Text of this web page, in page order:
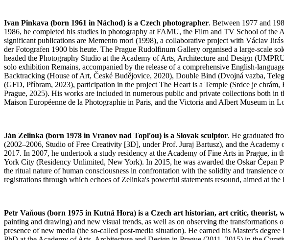
Ivan Pinkava (born 1961 in Náchod) is a Czech photographer. Between 1977 and
1986, he completed his studies in photography at FAMU, the Film and TV School of
significant publications are Memento mori (1998), a collaborative project with Václav
der Fotografen 1900 bis heute. The Prague Rudolfinum Gallery organised a large-scale
headed the Photography Studio at the Academy of Arts, Architecture and Design
solo exhibition Remains, accompanied by the release of a comprehensive English-
Backtracking (House of Art, České Budějovice, 2020), Double Bind (Dvojná vazba,
(GFD, Příbram, 2023), participation in the project The Heart is a Temple (Srdce je
Prague, 2025). His works are included in numerous public and private collections both
Maison Européenne de la Photographie in Paris, and the Victoria and Albert Museum in
Ján Zelinka (born 1978 in Vranov nad Topľou) is a Slovak sculptor. He graduated
(2002–2006, Studio of Free Creativity [3D], under Prof. Juraj Bartusz), and the
2017. In 2007, he undertook a study residency at the Academy of Fine Arts in Prague,
York City (Residency Unlimited, New York). In 2015, he was awarded the Oskar Čepan
the ritual nature of human consciousness in confrontation with the solidity and
registrations through which echoes of Zelinka's powerful statements resound, aimed at
Petr Vaňous (born 1975 in Kutná Hora) is a Czech art historian, art critic, theorist,
painting and drawing) and new visual trends, as well as on observing the
presence of new media (the so-called post-media situation). He earned his Master's